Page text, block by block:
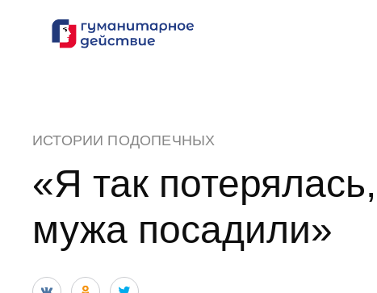
ИСТОРИИ ПОДОПЕЧНЫХ
«Я так
мужа посадили»